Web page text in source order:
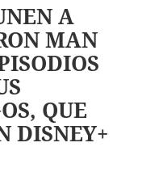
A
MAN
QUE
DISNEY+